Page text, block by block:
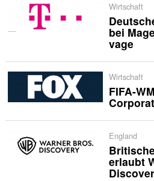
Wirtschaft
bei
vage
Wirtschaft
FIFA-
England
erlaubt